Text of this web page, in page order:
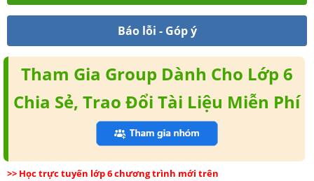
Báo lỗi - Góp ý
Tham Gia Group Dành Cho Lớp 6
Chia Sẻ, Trao Đổi Tài Liệu Miễn Phí
>> Học trực tuyến lớp 6 chương trình mới trên